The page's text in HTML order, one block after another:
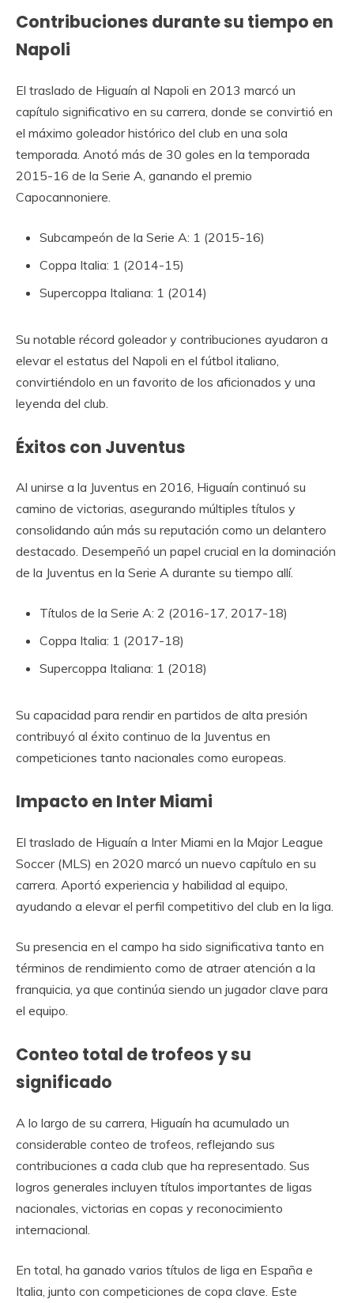
Contribuciones durante su tiempo en
Napoli
El traslado de Higuaín al Napoli en 2013 marcó un
capítulo significativo en su carrera, donde se convirtió en
el máximo goleador histórico del club en una sola
temporada. Anotó más de 30 goles en la temporada
2015-16 de la Serie A, ganando el premio
Capocannoniere.
Subcampeón de la Serie A: 1 (2015-16)
Coppa Italia: 1 (2014-15)
Supercoppa Italiana: 1 (2014)
Su notable récord goleador y contribuciones ayudaron a
elevar el estatus del Napoli en el fútbol italiano,
convirtiéndolo en un favorito de los aficionados y una
leyenda del club.
Éxitos con Juventus
Al unirse a la Juventus en 2016, Higuaín continuó su
camino de victorias, asegurando múltiples títulos y
consolidando aún más su reputación como un delantero
destacado. Desempeñó un papel crucial en la dominación
de la Juventus en la Serie A durante su tiempo allí.
Títulos de la Serie A: 2 (2016-17, 2017-18)
Coppa Italia: 1 (2017-18)
Supercoppa Italiana: 1 (2018)
Su capacidad para rendir en partidos de alta presión
contribuyó al éxito continuo de la Juventus en
competiciones tanto nacionales como europeas.
Impacto en Inter Miami
El traslado de Higuaín a Inter Miami en la Major League
Soccer (MLS) en 2020 marcó un nuevo capítulo en su
carrera. Aportó experiencia y habilidad al equipo,
ayudando a elevar el perfil competitivo del club en la liga.
Su presencia en el campo ha sido significativa tanto en
términos de rendimiento como de atraer atención a la
franquicia, ya que continúa siendo un jugador clave para
el equipo.
Conteo total de trofeos y su
significado
A lo largo de su carrera, Higuaín ha acumulado un
considerable conteo de trofeos, reflejando sus
contribuciones a cada club que ha representado. Sus
logros generales incluyen títulos importantes de ligas
nacionales, victorias en copas y reconocimiento
internacional.
En total, ha ganado varios títulos de liga en España e
Italia, junto con competiciones de copa clave. Este